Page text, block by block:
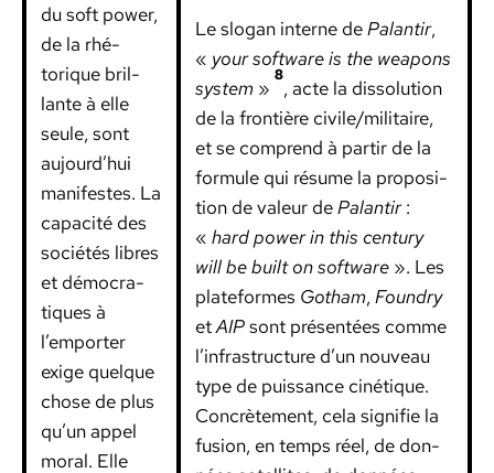
du soft pow­er,
de la rhé­
torique bril­
lante à elle
seule, sont
aujourd’hui
man­i­festes. La
capac­ité des
sociétés libres
et démoc­ra­
tiques à
l’emporter
exige quelque
chose de plus
qu’un appel
moral. Elle
Le slo­gan interne dePalan­tir,
« your soft­ware is the weapons
sys­tem»
8
, acte la dis­so­lu­tion
de la fron­tière civile/militaire,
et se com­prend à par­tir de la
for­mule qui résume la propo­si­
tion de valeur dePalan­tir:
« hard pow­er in this cen­tu­ry
will be built on soft­ware». Les
plate­formes Gotham, Foundry
etAIPsont présen­tées comme
l’infrastructure d’un nou­veau
type de puis­sance ciné­tique.
Con­crète­ment, cela sig­ni­fie la
fusion, en temps réel, de don­